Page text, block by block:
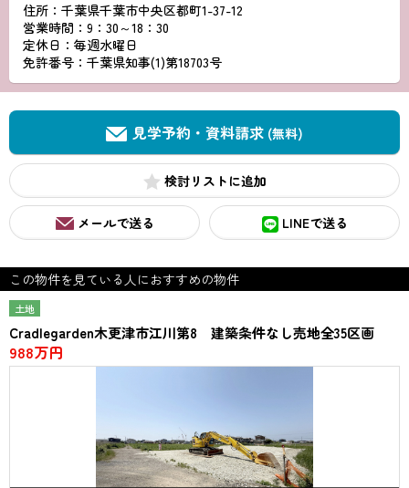
住所：千葉県千葉市中央区都町1-37-12
営業時間：9：30～18：30
定休日：毎週水曜日
免許番号：千葉県知事(1)第18703号
見学予約・資料請求 (無料)
検討リスト
メールで送る LINEで送る
この物件を見ている人におすすめの物件
土地
Cradlegarden木更津市江川第8 建築条件なし売地全35区画
988万円